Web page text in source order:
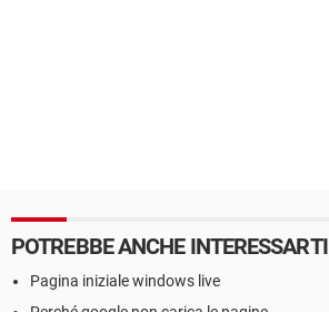
POTREBBE ANCHE INTERESSARTI
Pagina iniziale windows live